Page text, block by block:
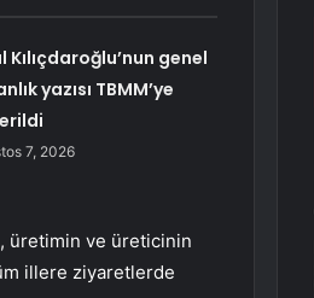
Kılıçdaroğlu’nun genel
yazısı TBMM’ye
7, 2026
üretimin ve üreticinin
illere ziyaretlerde